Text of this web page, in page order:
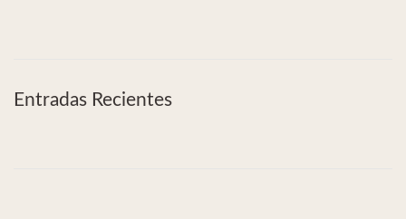
Entradas Recientes